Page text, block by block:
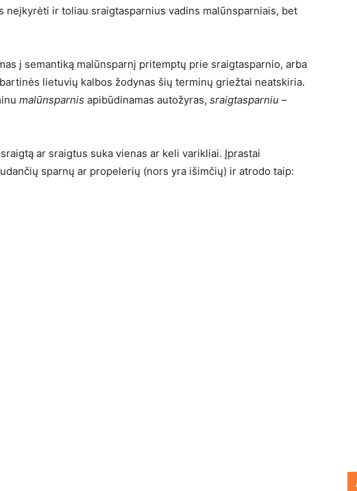
neįkyrėti ir toliau sraigtasparnius vadins malūnsparniais, bet
į semantiką malūnsparnį pritemptų prie sraigtasparnio, arba
lietuvių kalbos žodynas šių terminų griežtai neatskiria.
malūnsparnis apibūdinamas autožyras, sraigtasparniu –
ar sraigtus suka vienas ar keli varikliai. Įprastai
sparnų ar propelerių (nors yra išimčių) ir atrodo taip: